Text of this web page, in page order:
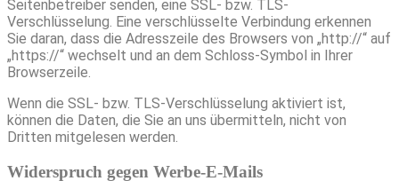
Seitenbetreiber senden, eine SSL- bzw. TLS-
Verschlüsselung. Eine verschlüsselte Verbindung erkennen
Sie daran, dass die Adresszeile des Browsers von „http://“ auf
„https://“ wechselt und an dem Schloss-Symbol in Ihrer
Browserzeile.
Wenn die SSL- bzw. TLS-Verschlüsselung aktiviert ist,
können die Daten, die Sie an uns übermitteln, nicht von
Dritten mitgelesen werden.
Widerspruch gegen Werbe-E-Mails